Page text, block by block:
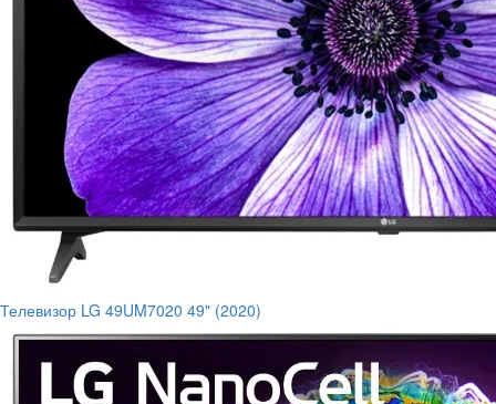
Телевизор LG 49UM7020 49" (2020)